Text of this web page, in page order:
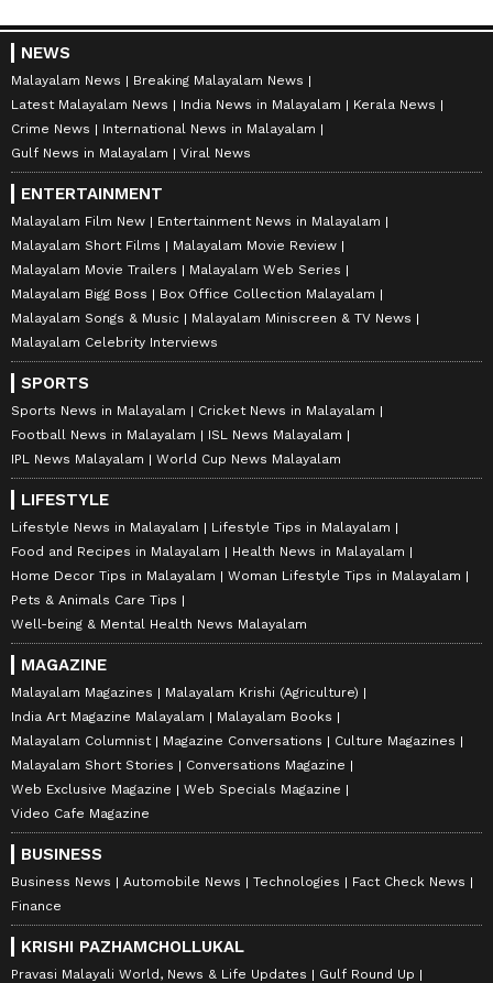
NEWS
Malayalam News
Breaking Malayalam News
Latest Malayalam News
India News in Malayalam
Kerala News
Crime News
International News in Malayalam
Gulf News in Malayalam
Viral News
ENTERTAINMENT
Malayalam Film New
Entertainment News in Malayalam
Malayalam Short Films
Malayalam Movie Review
Malayalam Movie Trailers
Malayalam Web Series
Malayalam Bigg Boss
Box Office Collection Malayalam
Malayalam Songs & Music
Malayalam Miniscreen & TV News
Malayalam Celebrity Interviews
SPORTS
Sports News in Malayalam
Cricket News in Malayalam
Football News in Malayalam
ISL News Malayalam
IPL News Malayalam
World Cup News Malayalam
LIFESTYLE
Lifestyle News in Malayalam
Lifestyle Tips in Malayalam
Food and Recipes in Malayalam
Health News in Malayalam
Home Decor Tips in Malayalam
Woman Lifestyle Tips in Malayalam
Pets & Animals Care Tips
Well-being & Mental Health News Malayalam
MAGAZINE
Malayalam Magazines
Malayalam Krishi (Agriculture)
India Art Magazine Malayalam
Malayalam Books
Malayalam Columnist
Magazine Conversations
Culture Magazines
Malayalam Short Stories
Conversations Magazine
Web Exclusive Magazine
Web Specials Magazine
Video Cafe Magazine
BUSINESS
Business News Automobile News Technologies
Fact Check News
Finance
KRISHI PAZHAMCHOLLUKAL
Pravasi Malayali World, News & Life Updates Gulf Round Up